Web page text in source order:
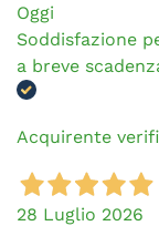
Oggi
Soddisfazione
a breve
Acquirente
28 Luglio 2026